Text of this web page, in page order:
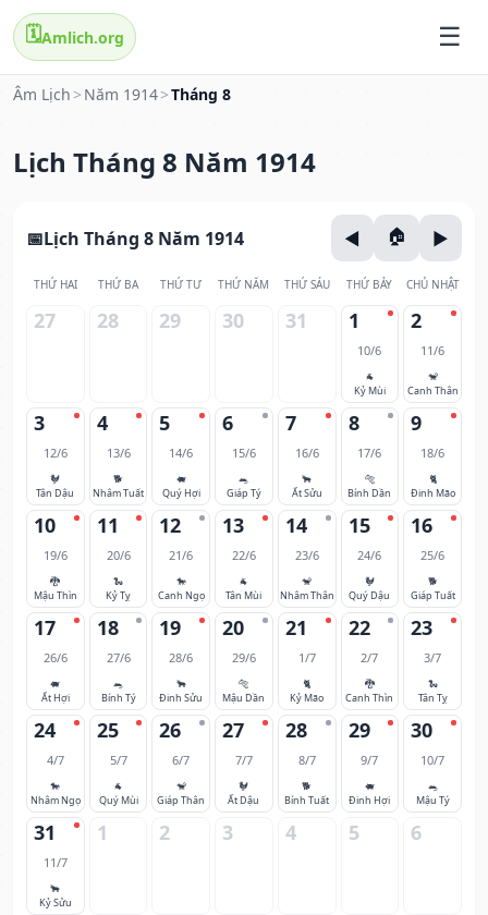
🗓️Amlich.org
Âm Lịch > Năm 1914>Tháng 8
Lịch Tháng 8 Năm 1914
Lịch Tháng 8 Năm 1914
THỨ HAI THỨ BA THỨ TƯ THỨ NĂM THỨ SÁU THỨ BẢY CHỦ NHẬT
27 28 29 30 31 1
10/6
🐐
Kỷ Mùi
2
11/6
🐒
Canh Thân
3
12/6
🐓
Tân Dậu
4
13/6
🐕
Nhâm Tuất
5
14/6
🐖
Quý Hợi
6
15/6
🐀
Giáp Tý
7
16/6
🐂
Ất Sửu
8
17/6
🐅
Bính Dần
9
18/6
🐈
Đinh Mão
10
19/6
🐉
Mậu Thìn
11
20/6
🐍
Kỷ Tỵ
12
21/6
🐎
Canh Ngọ
13
22/6
🐐
Tân Mùi
14
23/6
🐒
Nhâm Thân
15
24/6
🐓
Quý Dậu
16
25/6
🐕
Giáp Tuất
17
26/6
🐖
Ất Hợi
18
27/6
🐀
Bính Tý
19
28/6
🐂
Đinh Sửu
20
29/6
🐅
Mậu Dần
21
1/7
🐈
Kỷ Mão
22
2/7
🐉
Canh Thìn
23
3/7
🐍
Tân Tỵ
24
4/7
🐎
Nhâm Ngọ
25
5/7
🐐
Quý Mùi
26
6/7
🐒
Giáp Thân
27
7/7
🐓
Ất Dậu
28
8/7
🐕
Bính Tuất
29
9/7
🐖
Đinh Hợi
30
10/7
🐀
Mậu Tý
31
11/7
🐂
Kỷ Sửu
1 2 3 4 5 6